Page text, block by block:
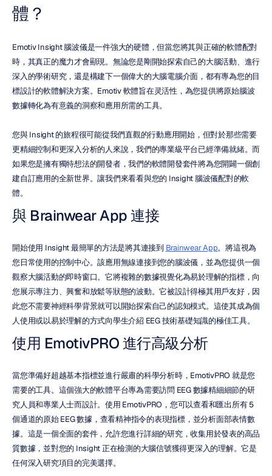
體？
Emotiv Insight 腦波儀是一件強大的硬體，但當您將其與正確的軟體配對
時，其真正的魔力才會顯現。無論您是剛開始探索自己的大腦活動、進行
深入的學術研究，還是構建下一個偉大的大腦電腦介面，都有專為您的目
標設計的軟體解決方案。Emotiv 軟體旨在灵活性，為您提供將原始腦波
數據轉化為有意義的洞察和應用所需的工具。
您與 Insight 的旅程很可能從我們直觀的行動應用開始，但對於那些需要
更精細控制和更深入分析的人來說，我們的專業級平台已經準備就緒。而
如果您是擁有獨特想法的開發者，我們的軟體開發套件將為您開闢一個創
建自訂應用的全新世界。讓我們來看看與您的 Insight 腦波儀配對的軟
體。
與 Brainwear App 連接
開始使用 Insight 最簡單的方法是將其連接到 Brainwear App。將這視為
您日常使用的控制中心。該應用無線連接到您的腦波儀，並為您提供一個
觀察大腦活動的即時窗口。它將複雜的數據視覺化為易於理解的指標，向
您展示專注力、興奮和放鬆等狀態的波動。它被設計得極其用戶友好，因
此您不需要神經科學背景就可以開始探索自己的認知模式。這使其成為個
人使用或以易於理解的方式向學生介紹 EEG 技術基礎知識的極佳工具。
使用 EmotivPRO 進行高級分析
當您準備好超越基本指標並進行嚴肅的科學分析時，EmotivPRO 就是您
需要的工具。這個強大的軟體平台專為需要訪問 EEG 數據精細細節的研
究人員和專業人士而設計。使用 EmotivPRO，您可以查看和匯出所有 5
個通道的原始 EEG 數據，查看精神指令的表現指標，並分析面部表情數
據。這是一個全面的套件，允許您進行詳細的研究，收集用於發表的高品
質數據，並對您的 Insight 正在檢測的大腦信號獲得更深入的理解。它是
任何深入研究項目的完美選擇。